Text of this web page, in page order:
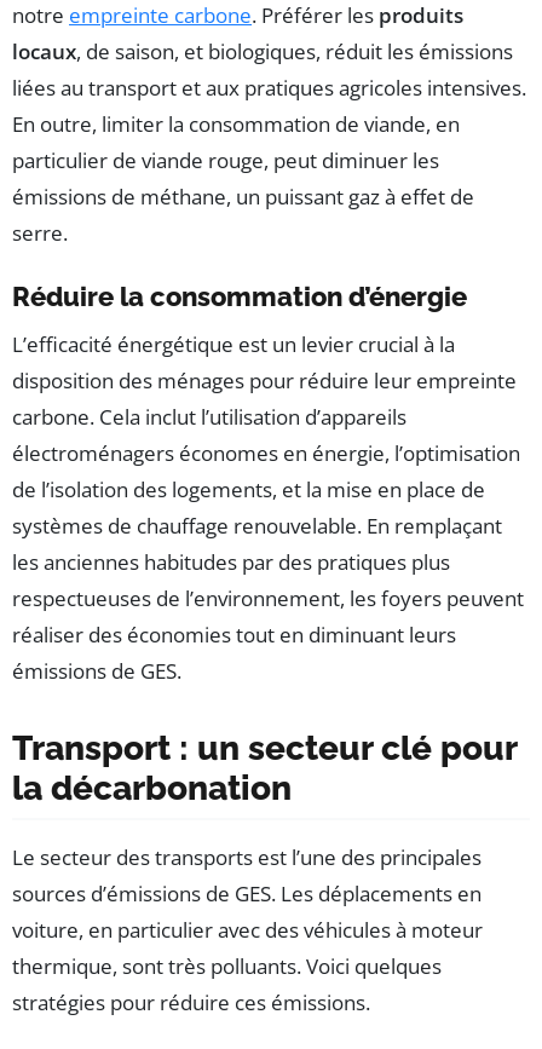
notre empreinte carbone. Préférer les produits
locaux, de saison, et biologiques, réduit les émissions
liées au transport et aux pratiques agricoles intensives.
En outre, limiter la consommation de viande, en
particulier de viande rouge, peut diminuer les
émissions de méthane, un puissant gaz à effet de
serre.
Réduire la consommation d’énergie
L’efficacité énergétique est un levier crucial à la
disposition des ménages pour réduire leur empreinte
carbone. Cela inclut l’utilisation d’appareils
électroménagers économes en énergie, l’optimisation
de l’isolation des logements, et la mise en place de
systèmes de chauffage renouvelable. En remplaçant
les anciennes habitudes par des pratiques plus
respectueuses de l’environnement, les foyers peuvent
réaliser des économies tout en diminuant leurs
émissions de GES.
Transport : un secteur clé pour
la décarbonation
Le secteur des transports est l’une des principales
sources d’émissions de GES. Les déplacements en
voiture, en particulier avec des véhicules à moteur
thermique, sont très polluants. Voici quelques
stratégies pour réduire ces émissions.